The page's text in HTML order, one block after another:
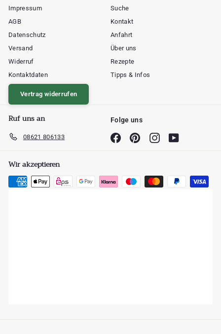
Impressum
AGB
Datenschutz
Versand
Widerruf
Kontaktdaten
Vertrag widerrufen
Suche
Kontakt
Anfahrt
Über uns
Rezepte
Tipps & Infos
Ruf uns an
08621 806133
Folge uns
FacebookPinterestInstagram
Wir akzeptieren